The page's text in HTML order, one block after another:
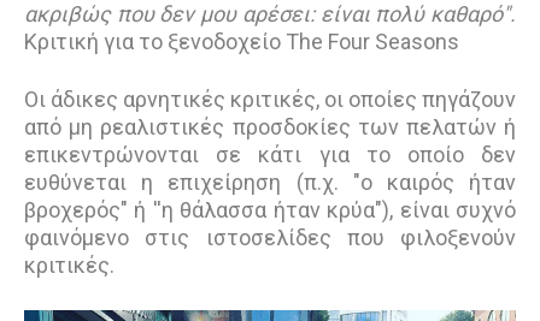
ακριβώς που δεν μου αρέσει: είναι πολύ καθαρό".
Κριτική για το ξενοδοχείο The Four Seasons
Οι άδικες αρνητικές κριτικές, οι οποίες πηγάζουν
από μη ρεαλιστικές προσδοκίες των πελατών ή
επικεντρώνονται σε κάτι για το οποίο δεν
ευθύνεται η επιχείρηση (π.χ. "ο καιρός ήταν
βροχερός" ή ''η θάλασσα ήταν κρύα"), είναι συχνό
φαινόμενο στις ιστοσελίδες που φιλοξενούν
κριτικές.